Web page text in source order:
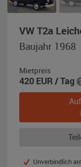
VW T2a
Baujahr 1968
Mietpreis
420 EUR / Tag
Unverbindlich